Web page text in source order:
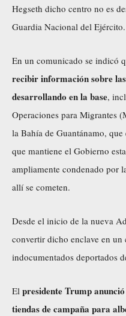
Hegseth dicho centro no es
Guardia Nacional del Ejército.
En un comunicado se indicó
recibir información sobre
desarrollando en la base,
Operaciones para Migrantes
la Bahía de Guantánamo,
que mantiene el Gobierno
ampliamente condenado por
allí se cometen.
Desde el inicio de la nueva
convertir dicho enclave en
indocumentados deportados
El presidente Trump
tiendas de campaña para